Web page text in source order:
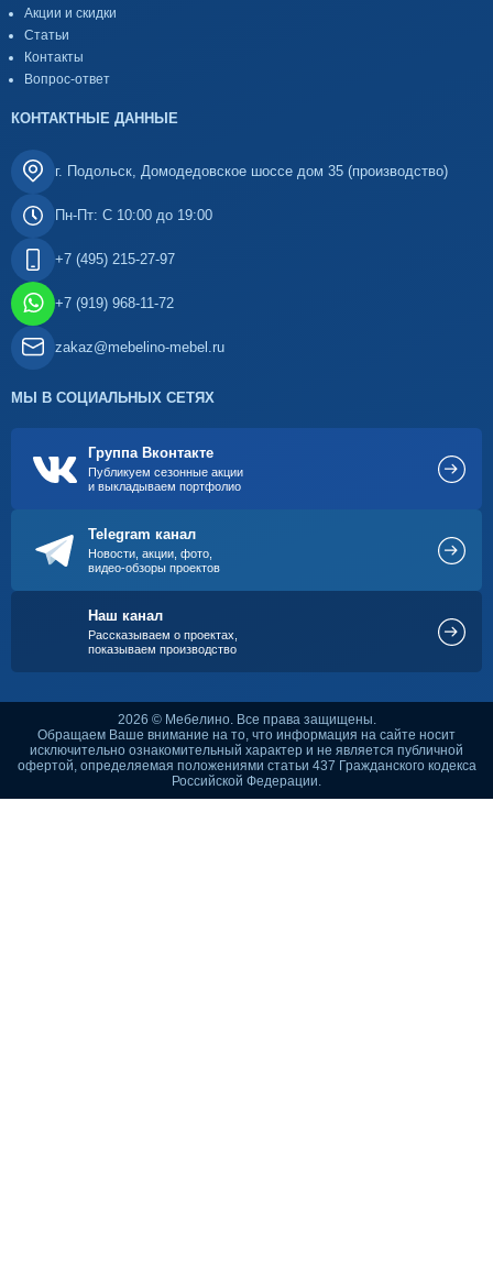
Акции и скидки
Статьи
Контакты
Вопрос-ответ
КОНТАКТНЫЕ ДАННЫЕ
г. Подольск, Домодедовское шоссе дом 35 (производство)
Пн-Пт: С 10:00 до 19:00
+7 (495) 215-27-97
+7 (919) 968-11-72
zakaz@mebelino-mebel.ru
МЫ В СОЦИАЛЬНЫХ СЕТЯХ
Группа Вконтакте
Публикуем сезонные акции
и выкладываем портфолио
Telegram канал
Новости, акции, фото,
видео-обзоры проектов
Наш канал
Рассказываем о проектах,
показываем производство
2026 © Мебелино. Все права защищены.
Обращаем Ваше внимание на то, что информация на сайте носит
исключительно ознакомительный характер и не является публичной
офертой, определяемая положениями статьи 437 Гражданского кодекса
Российской Федерации.